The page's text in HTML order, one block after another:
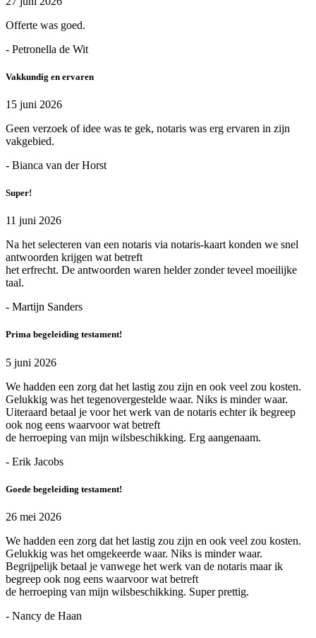
Offerte was goed.
- Petronella de Wit
Vakkundig en ervaren
15 juni 2026
Geen verzoek of idee was te gek, notaris was erg ervaren in zijn
vakgebied.
- Bianca van der Horst
Super!
11 juni 2026
Na het selecteren van een notaris via notaris-kaart konden we snel
antwoorden krijgen wat betreft
het erfrecht. De antwoorden waren helder zonder teveel moeilijke
taal.
- Martijn Sanders
Prima begeleiding testament!
5 juni 2026
We hadden een zorg dat het lastig zou zijn en ook veel zou kosten.
Gelukkig was het tegenovergestelde waar. Niks is minder waar.
Uiteraard betaal je voor het werk van de notaris echter ik begreep
ook nog eens waarvoor wat betreft
de herroeping van mijn wilsbeschikking. Erg aangenaam.
- Erik Jacobs
Goede begeleiding testament!
26 mei 2026
We hadden een zorg dat het lastig zou zijn en ook veel zou kosten.
Gelukkig was het omgekeerde waar. Niks is minder waar.
Begrijpelijk betaal je vanwege het werk van de notaris maar ik
begreep ook nog eens waarvoor wat betreft
de herroeping van mijn wilsbeschikking. Super prettig.
- Nancy de Haan